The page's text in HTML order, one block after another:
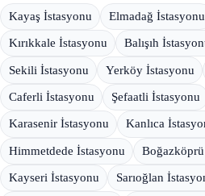
Kayaş İstasyonu Elmadağ İstasyonu
Kırıkkale İstasyonu Balışıh
Sekili İstasyonu Yerköy İstasyonu
Caferli İstasyonu Şefaatli İstasyonu
Karasenir İstasyonu Kanlıca
Himmetdede İstasyonu
Kayseri İstasyonu Sarıoğlan